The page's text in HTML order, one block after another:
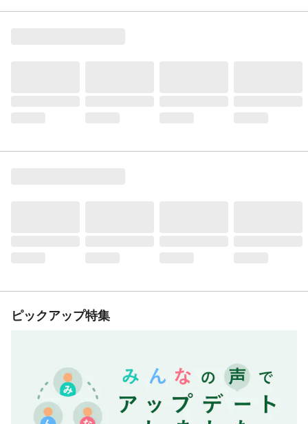
ピックアップ特集